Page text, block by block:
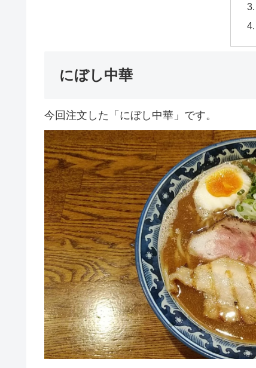
にぼし中華
今回注文した「にぼし中華」です。